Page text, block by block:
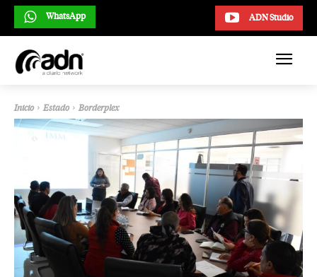
ADN Studio
WhatsApp
Inicio Estado Borderplex